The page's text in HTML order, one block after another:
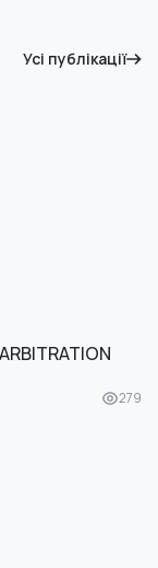
Усі публікації
279